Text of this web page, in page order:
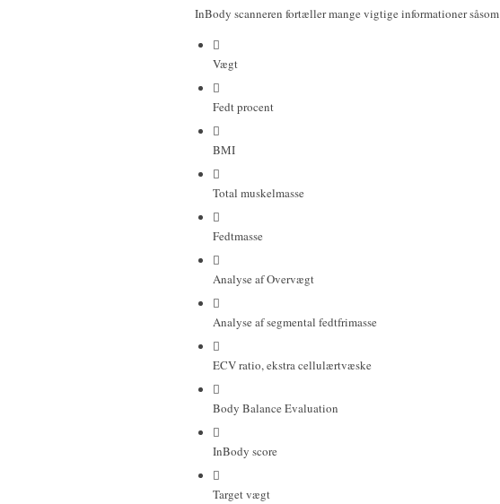
InBody scanneren fortæller mange vigtige informationer såsom
Vægt
Fedt procent
BMI
Total muskelmasse
Fedtmasse
Analyse af Overvægt
Analyse af segmental fedtfrimasse
ECV ratio, ekstra cellulærtvæske
Body Balance Evaluation
InBody score
Target vægt